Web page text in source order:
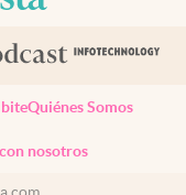
Quiénes Somos
nosotros